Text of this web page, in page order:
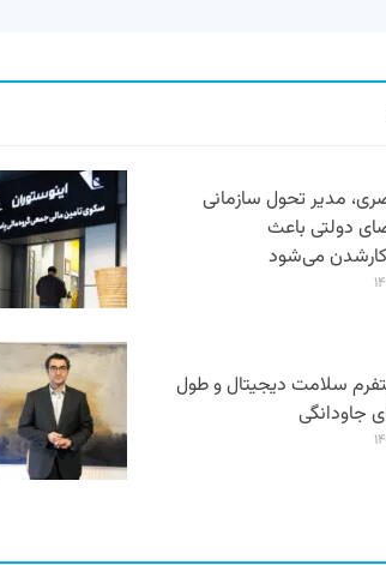
مدیر تحول سازمانی
دولتی باعث
می‌شود
سلامت دیجیتال و طول
جاودانگی